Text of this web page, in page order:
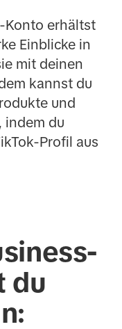
Konto erhältst
Einblicke in
mit deinen
kannst du
und
indem du
Profil aus
du